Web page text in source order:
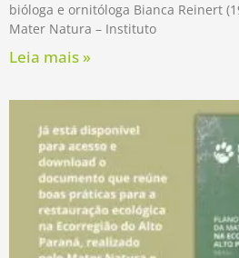
bióloga e ornitóloga Bianca Reinert
Mater Natura – Instituto
Leia mais »